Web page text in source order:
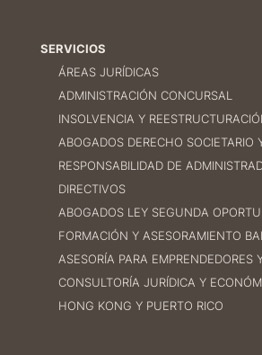
SERVICIOS
ÁREAS JURÍDICAS
ADMINISTRACIÓN CONCURSAL
INSOLVENCIA Y
ABOGADOS DERECHO SOCIETARIO
RESPONSABILIDAD DE
DIRECTIVOS
ABOGADOS LEY SEGUNDA
FORMACIÓN Y ASESORAMIENTO
ASESORÍA PARA EMPRENDEDORES
CONSULTORÍA JURÍDICA Y
HONG KONG Y PUERTO RICO